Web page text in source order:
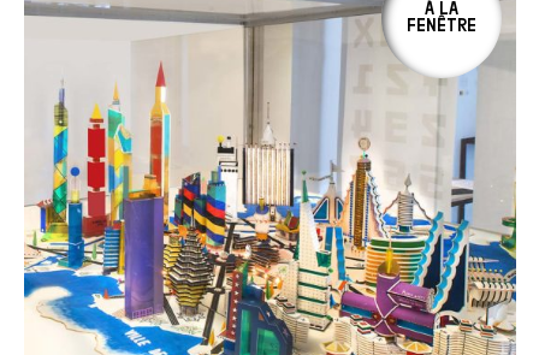
À LA
FENÊTRE